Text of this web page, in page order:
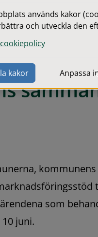
efter
kommunens
som
juni.
används kakor
och utveckla den
kakor Anpassa